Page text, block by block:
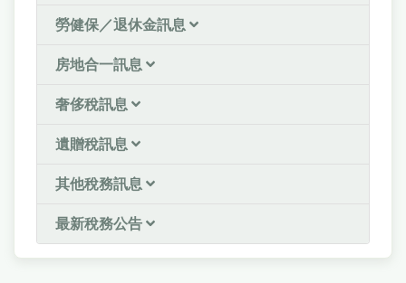
勞健保／退休金訊息
房地合一訊息
奢侈稅訊息
遺贈稅訊息
其他稅務訊息
最新稅務公告